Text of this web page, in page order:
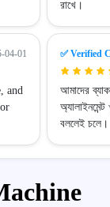
রাখে।
04-01
and
✅ Verified
আমাদের
বললেই চলে।